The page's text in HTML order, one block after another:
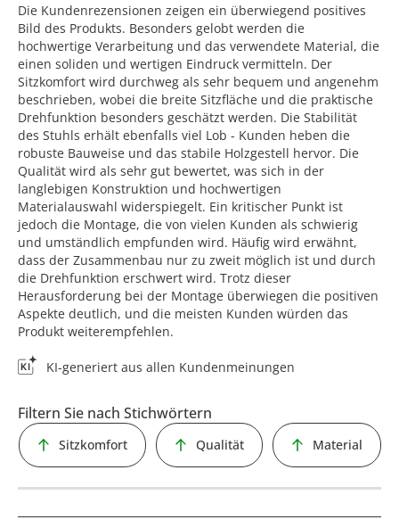
Die Kundenrezensionen zeigen ein überwiegend positives
Bild des Produkts. Besonders gelobt werden die
hochwertige Verarbeitung und das verwendete Material, die
einen soliden und wertigen Eindruck vermitteln. Der
Sitzkomfort wird durchweg als sehr bequem und angenehm
beschrieben, wobei die breite Sitzfläche und die praktische
Drehfunktion besonders geschätzt werden. Die Stabilität
des Stuhls erhält ebenfalls viel Lob - Kunden heben die
robuste Bauweise und das stabile Holzgestell hervor. Die
Qualität wird als sehr gut bewertet, was sich in der
langlebigen Konstruktion und hochwertigen
Materialauswahl widerspiegelt. Ein kritischer Punkt ist
jedoch die Montage, die von vielen Kunden als schwierig
und umständlich empfunden wird. Häufig wird erwähnt,
dass der Zusammenbau nur zu zweit möglich ist und durch
die Drehfunktion erschwert wird. Trotz dieser
Herausforderung bei der Montage überwiegen die positiven
Aspekte deutlich, und die meisten Kunden würden das
Produkt weiterempfehlen.
KI-generiert aus allen Kundenmeinungen
Filtern Sie nach Stichwörtern
Sitzkomfort Qualität Material